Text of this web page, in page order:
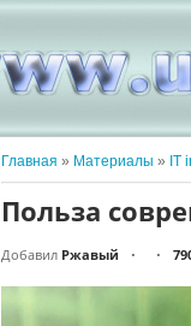
Главная » Материалы » IT
Польза
Добавил Ржавый • •